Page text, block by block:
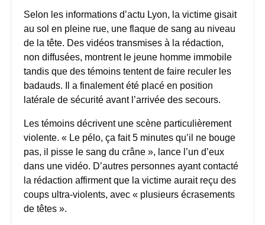
Selon les informations d’actu Lyon, la victime gisait
au sol en pleine rue, une flaque de sang au niveau
de la tête. Des vidéos transmises à la rédaction,
non diffusées, montrent le jeune homme immobile
tandis que des témoins tentent de faire reculer les
badauds. Il a finalement été placé en position
latérale de sécurité avant l’arrivée des secours.
Les témoins décrivent une scène particulièrement
violente. « Le pélo, ça fait 5 minutes qu’il ne bouge
pas, il pisse le sang du crâne », lance l’un d’eux
dans une vidéo. D’autres personnes ayant contacté
la rédaction affirment que la victime aurait reçu des
coups ultra-violents, avec « plusieurs écrasements
de têtes ».